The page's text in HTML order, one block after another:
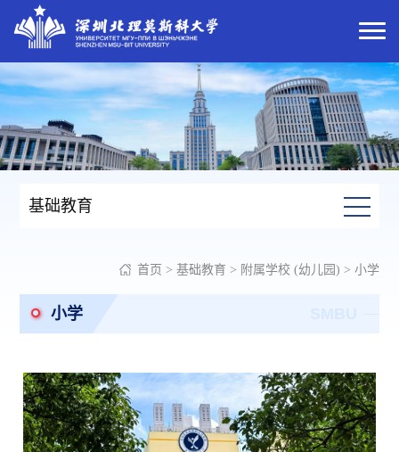
基础教育
首页 > 基础教育 > 附属学校 (幼儿园) > 小学
小学